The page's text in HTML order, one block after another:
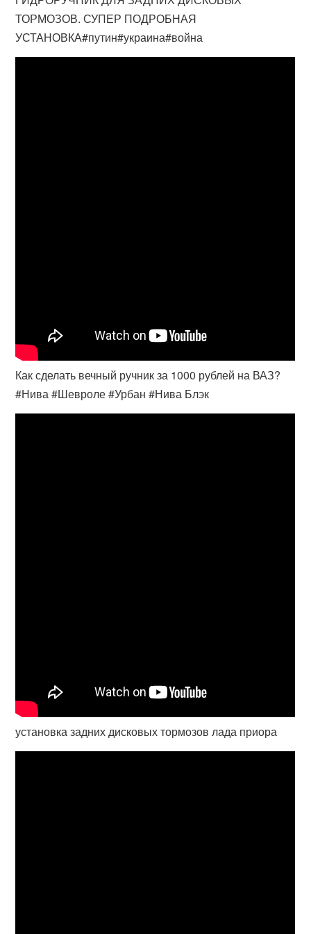
ТОРМОЗОВ. СУПЕР ПОДРОБНАЯ
УСТАНОВКА#путин#украина#война
Как сделать вечный ручник за 1000 рублей на ВАЗ?
#Нива #Шевроле #Урбан #Нива Блэк
установка задних дисковых тормозов лада приора